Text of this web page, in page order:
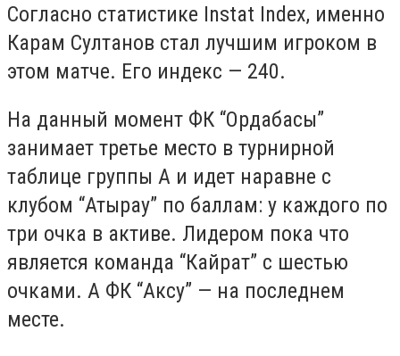
Согласно статистике Instat Index, именно
Карам Султанов стал лучшим игроком в
этом матче. Его индекс — 240.
На данный момент ФК “Ордабасы”
занимает третье место в турнирной
таблице группы А и идет наравне с
клубом “Атырау” по баллам: у каждого по
три очка в активе. Лидером пока что
является команда “Кайрат” с шестью
очками. А ФК “Аксу” — на последнем
месте.